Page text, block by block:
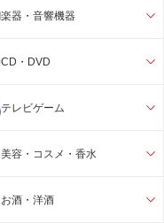
楽器・音響機器
CD・DVD
テレビゲーム
美容・コスメ・香水
お酒・洋酒